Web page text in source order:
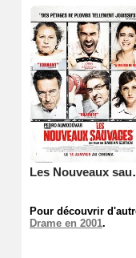
Les
Pour découvrir
Drame en 2001.